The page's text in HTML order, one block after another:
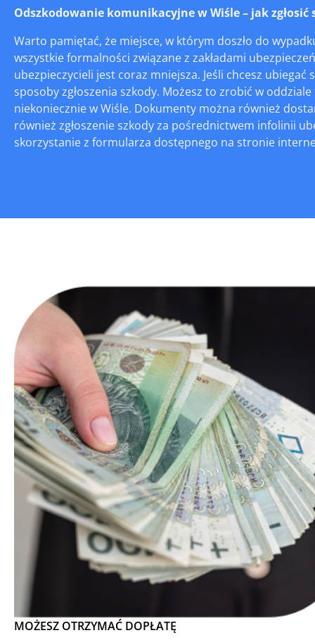
Odszkodowanie komunikacyjne w Wiśle – jak zgłosić
Warto pamiętać, że miejsce, w którym doszło do
wszystkie formalności związane z zakładami
ubezpieczycieli jest coraz mniejsza. Jeśli chcesz
sposoby zgłoszenia szkody. Możesz to zrobić w
niekoniecznie w Wiśle. Dokumenty można również
również zgłoszenie szkody za pośrednictwem infolinii
skorzystanie z formularza dostępnego na stronie
MOŻESZ OTRZYMAĆ DOPŁATĘ